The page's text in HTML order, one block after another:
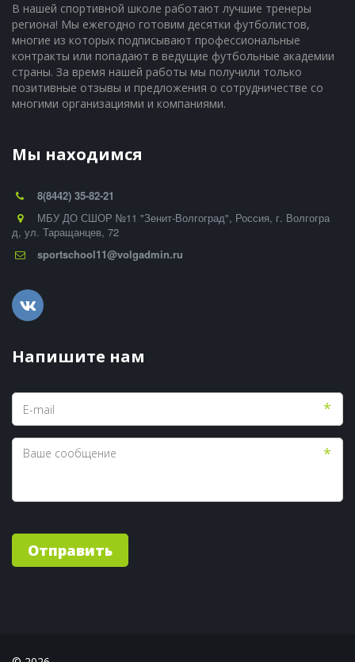
В нашей спортивной школе работают лучшие тренеры
региона! Мы ежегодно готовим десятки футболистов,
многие из которых подписывают профессиональные
контракты или попадают в ведущие футбольные академии
страны. За время нашей работы мы получили только
позитивные отзывы и предложения о сотрудничестве со
многими организациями и компаниями.
Мы находимся
8(8442) 35-82-21
МБУ ДО СШОР №11 "Зенит-Волгоград", Россия, г. Волгогра
д, ул. Таращанцев, 72
sportschool11@volgadmin.ru
Напишите нам
*
*
Отправить